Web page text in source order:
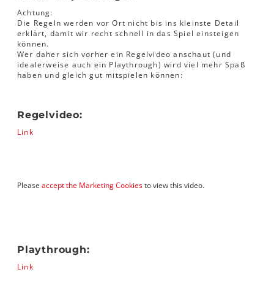
Achtung:
Die Regeln werden vor Ort nicht bis ins kleinste Detail
erklärt, damit wir recht schnell in das Spiel einsteigen
können.
Wer daher sich vorher ein Regelvideo anschaut (und
idealerweise auch ein Playthrough) wird viel mehr Spaß
haben und gleich gut mitspielen können:
Regelvideo:
Link
Please accept the Marketing Cookiesto view this video.
Playthrough:
Link